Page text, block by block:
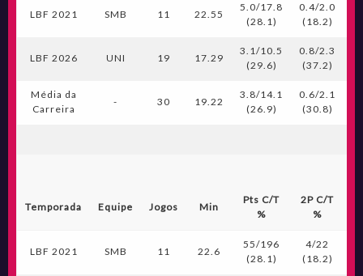
LBF 2021 SMB 11 22.55
5.0/17.8
(28.1)
0.4/2.0
(18.2)
LBF 2026 UNI 19 17.29
3.1/10.5
(29.6)
0.8/2.3
(37.2)
Média da
Carreira
- 30 19.22
3.8/14.1
(26.9)
0.6/2.1
(30.8)
Temporada Equipe Jogos Min
Pts C/T
%
2P C/T
%
LBF 2021 SMB 11 22.6
55/196
(28.1)
4/22
(18.2)